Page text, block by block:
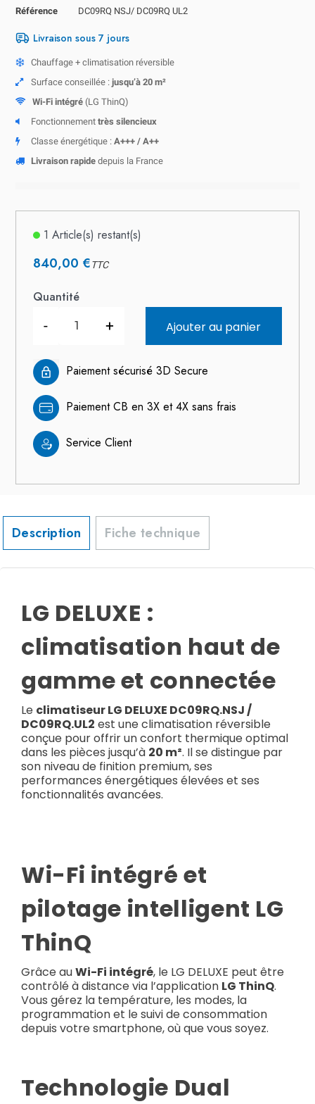
Référence
DC09RQ NSJ/ DC09RQ UL2
Livraison sous 7 jours
Chauffage + climatisation réversible
Surface conseillée :jusqu’à 20 m²
Wi-Fi intégré (LG ThinQ)
Fonctionnementtrès silencieux
Classe énergétique :A+++ / A++
Livraison rapide depuis la France
1 Article(s) restant(s)
840,00 €TTC
Quantité
- + Ajouter au panier
Paiement sécurisé 3D Secure
Paiement CB en 3X et 4X sans frais
Service Client
Description Fiche technique
LG DELUXE :
climatisation haut de
gamme et connectée
Le climatiseur LG DELUXE DC09RQ.NSJ /
DC09RQ.UL2 est une climatisation réversible
conçue pour offrir un confort thermique optimal
dans les pièces jusqu’à 20 m². Il se distingue par
son niveau de finition premium, ses
performances énergétiques élevées et ses
fonctionnalités avancées.
Wi-Fi intégré et
pilotage intelligent LG
ThinQ
Grâce auWi-Fi intégré, le LG DELUXE peut être
contrôlé à distance via l’application LG ThinQ.
Vous gérez la température, les modes, la
programmation et le suivi de consommation
depuis votre smartphone, où que vous soyez.
Technologie Dual